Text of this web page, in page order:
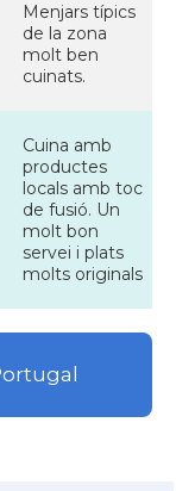
Menjars típics
de la zona
molt ben
cuinats.
Cuina amb
productes
locals amb toc
de fusió. Un
molt bon
servei i plats
molts originals